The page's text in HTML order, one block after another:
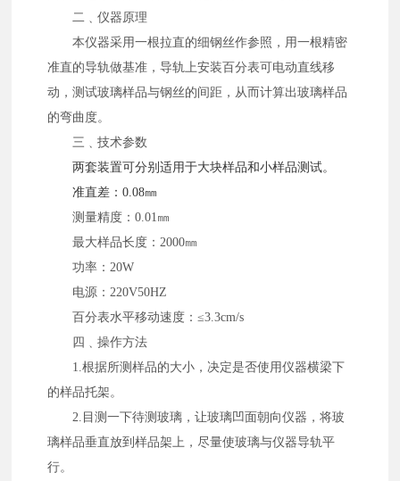
二﹑仪器原理
本仪器采用一根拉直的细钢丝作参照，用一根精密
准直的导轨做基准，导轨上安装百分表可电动直线移
动，测试玻璃样品与钢丝的间距，从而计算出玻璃样品
的弯曲度。
三﹑技术参数
两套装置可分别适用于大块样品和小样品测试。
准直差：0.08㎜
测量精度：0.01㎜
最大样品长度：2000㎜
功率：20W
电源：220V50HZ
百分表水平移动速度：≤3.3cm/s
四﹑操作方法
1.根据所测样品的大小，决定是否使用仪器横梁下
的样品托架。
2.目测一下待测玻璃，让玻璃凹面朝向仪器，将玻
璃样品垂直放到样品架上，尽量使玻璃与仪器导轨平
行。